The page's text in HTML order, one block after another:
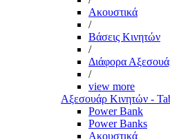
Ακουστικά
/
Βάσεις Κινητών
/
Διάφορα
/
view more
Αξεσουάρ Κινητών -
Power Bank
Power Banks
Ακουστικά